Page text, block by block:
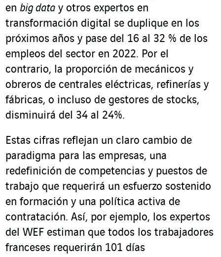
en big data y otros expertos en
transformación digital se duplique en los
próximos años y pase del 16 al 32 % de los
empleos del sector en 2022. Por el
contrario, la proporción de mecánicos y
obreros de centrales eléctricas, refinerías y
fábricas, o incluso de gestores de stocks,
disminuirá del 34 al 24%.
Estas cifras reflejan un claro cambio de
paradigma para las empresas, una
redefinición de competencias y puestos de
trabajo que requerirá un esfuerzo sostenido
en formación y una política activa de
contratación. Así, por ejemplo, los expertos
del WEF estiman que todos los trabajadores
franceses requerirán 101 días